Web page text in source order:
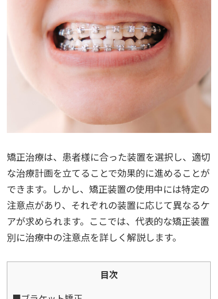
矯正治療は、患者様に合った装置を選択し、適切
な治療計画を立てることで効果的に進めることが
できます。しかし、矯正装置の使用中には特定の
注意点があり、それぞれの装置に応じて異なるケ
アが求められます。ここでは、代表的な矯正装置
別に治療中の注意点を詳しく解説します。
目次